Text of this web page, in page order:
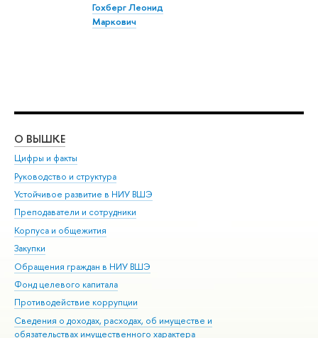
Гохберг Леонид
Маркович
О ВЫШКЕ
Цифры и факты
Руководство и структура
Устойчивое развитие в НИУ ВШЭ
Преподаватели и сотрудники
Корпуса и общежития
Закупки
Обращения граждан в НИУ ВШЭ
Фонд целевого капитала
Противодействие коррупции
Сведения о доходах, расходах, об имуществе и
обязательствах имущественного характера